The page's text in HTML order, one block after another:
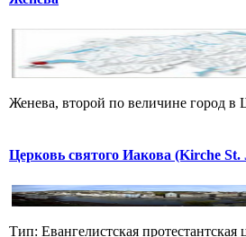
Женева, второй по величине город
Церковь святого Иакова (Kirche St.
Тип: Евангелистская